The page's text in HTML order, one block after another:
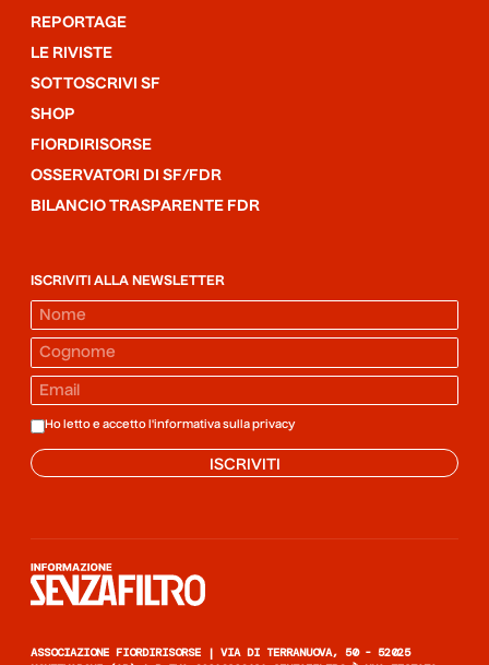
REPORTAGE
LE RIVISTE
SOTTOSCRIVI SF
SHOP
FIORDIRISORSE
OSSERVATORI DI SF/FDR
BILANCIO TRASPARENTE FDR
ISCRIVITI ALLA NEWSLETTER
Ho letto e accetto l'informativa sulla privacy
ISCRIVITI
ASSOCIAZIONE FIORDIRISORSE | VIA DI TERRANUOVA, 50 - 52025